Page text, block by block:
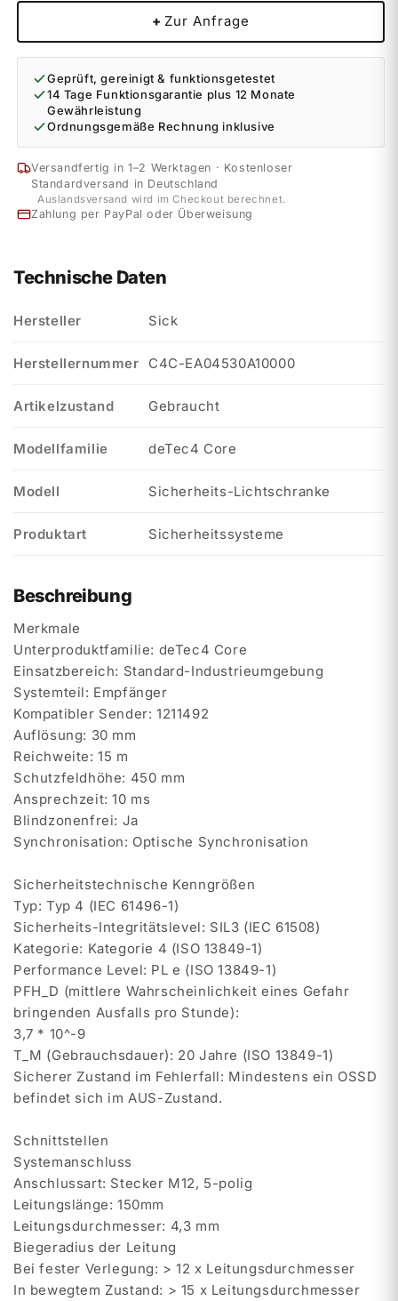
+ Zur Anfrage
Geprüft, gereinigt & funktionsgetestet
14 Tage Funktionsgarantie plus 12 Monate
Gewährleistung
Ordnungsgemäße Rechnung inklusive
Versandfertig in 1–2 Werktagen · Kostenloser
Standardversand in Deutschland
Auslandsversand wird im Checkout berechnet.
Zahlung per PayPal oder Überweisung
Technische Daten
Hersteller Sick
Herstellernummer C4C-EA04530A10000
Artikelzustand Gebraucht
Modellfamilie deTec4 Core
Modell Sicherheits-Lichtschranke
Produktart Sicherheitssysteme
Beschreibung
Merkmale
Unterproduktfamilie: deTec4 Core
Einsatzbereich: Standard-Industrieumgebung
Systemteil: Empfänger
Kompatibler Sender: 1211492
Auflösung: 30 mm
Reichweite: 15 m
Schutzfeldhöhe: 450 mm
Ansprechzeit: 10 ms
Blindzonenfrei: Ja
Synchronisation: Optische Synchronisation
Sicherheitstechnische Kenngrößen
Typ: Typ 4 (IEC 61496-1)
Sicherheits-Integritätslevel: SIL3 (IEC 61508)
Kategorie: Kategorie 4 (ISO 13849-1)
Performance Level: PL e (ISO 13849-1)
PFH_D (mittlere Wahrscheinlichkeit eines Gefahr
bringenden Ausfalls pro Stunde):
3,7 * 10^-9
T_M (Gebrauchsdauer): 20 Jahre (ISO 13849-1)
Sicherer Zustand im Fehlerfall: Mindestens ein OSSD
befindet sich im AUS-Zustand.
Schnittstellen
Systemanschluss
Anschlussart: Stecker M12, 5-polig
Leitungslänge: 150mm
Leitungsdurchmesser: 4,3 mm
Biegeradius der Leitung
Bei fester Verlegung: > 12 x Leitungsdurchmesser
In bewegtem Zustand: > 15 x Leitungsdurchmesser